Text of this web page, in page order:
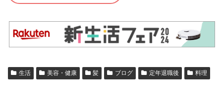
生活 美容・健康 髪 ブログ 定年退職後 料理